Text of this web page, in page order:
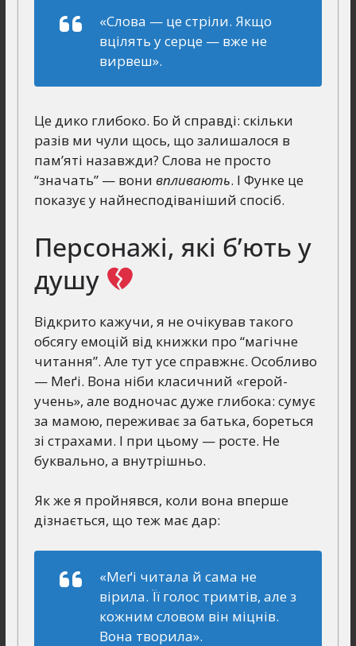
«Слова — це стріли. Якщо
вцілять у серце — вже не
вирвеш».
Це дико глибоко. Бо й справді: скільки
разів ми чули щось, що залишалося в
пам’яті назавжди? Слова не просто
“значать” — вони впливають. І Функе це
показує у найнесподіваніший спосіб.
Персонажі, які б’ють у
душу
Відкрито кажучи, я не очікував такого
обсягу емоцій від книжки про “магічне
читання”. Але тут усе справжнє. Особливо
— Меґі. Вона ніби класичний «герой-
учень», але водночас дуже глибока: сумує
за мамою, переживає за батька, бореться
зі страхами. І при цьому — росте. Не
буквально, а внутрішньо.
Як же я пройнявся, коли вона вперше
дізнається, що теж має дар:
«Меґі читала й сама не
вірила. Її голос тримтів, але з
кожним словом він міцнів.
Вона творила».